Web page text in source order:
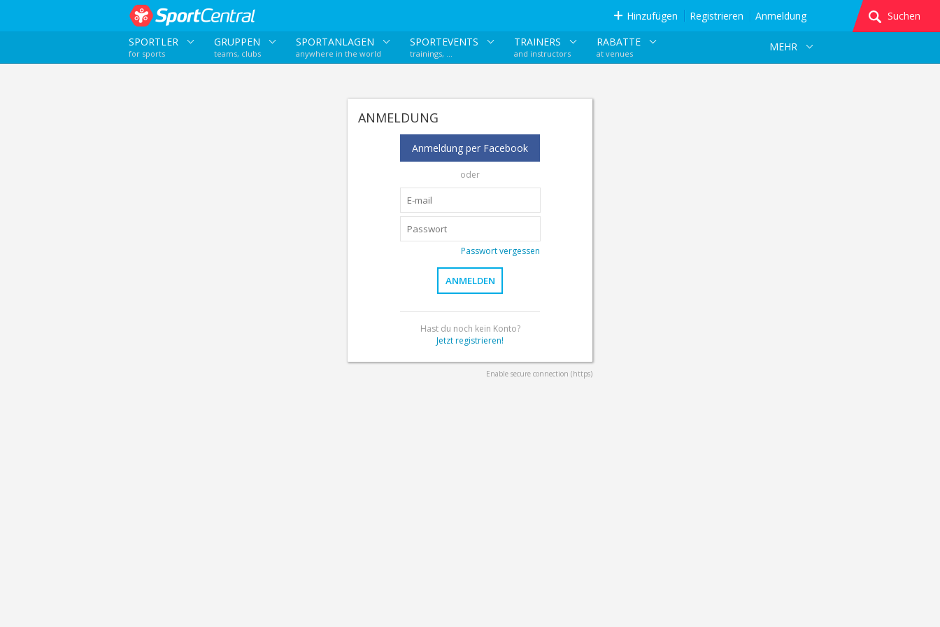
Hinzufügen Registrieren Anmeldung
Suchen
SPORTLER
for sports
GRUPPEN
teams, clubs
SPORTANLAGEN
anywhere in the world
SPORTEVENTS
trainings, ...
TRAINERS
and instructors
RABATTE
at venues
MEHR
ANMELDUNG
Anmeldung per Facebook
oder
Passwort vergessen
Hast du noch kein Konto?
Jetzt registrieren!
Enable secure connection (https)